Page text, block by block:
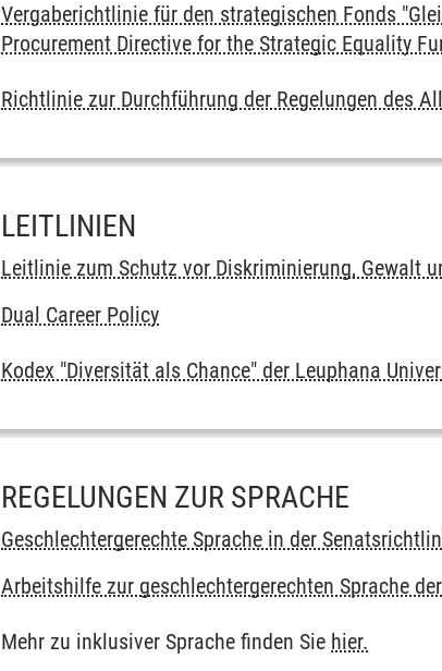
Vergaberichtlinie für den strategischen Fonds
Procurement Directive for the Strategic Equality
Richtlinie zur Durchführung der Regelungen des
LEITLINIEN
Leitlinie zum Schutz vor Diskriminierung, Gewalt
Dual Career Policy
Kodex "Diversität als Chance" der Leuphana
REGELUNGEN ZUR SPRACHE
Geschlechtergerechte Sprache in der
Arbeitshilfe zur geschlechtergerechten Sprache
Mehr zu inklusiver Sprache finden Sie hier.